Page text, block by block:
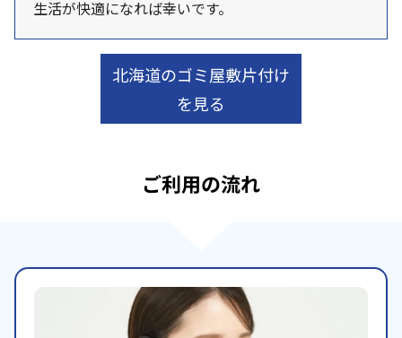
生活が快適になれば幸いです。
北海道のゴミ屋敷片付け
を見る
ご利用の流れ